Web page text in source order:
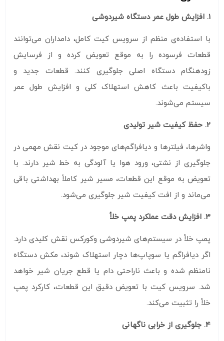
1. افزایش طول عمر دستگاه شیردوشی
با استفاده‌ی منظم از سرویس کیت کامل، دامداران می‌توانند
قطعات فرسوده را به موقع تعویض کرده و از فرسایش
زودهنگام دستگاه اصلی جلوگیری کنند. قطعات جدید و
باکیفیت باعث کاهش استهلاک کلی و افزایش طول عمر
سیستم می‌شوند.
2. حفظ کیفیت شیر تولیدی
واشرها، فیلترها و دیافراگم‌های موجود در کیت نقش مهمی در
جلوگیری از نشتی، ورود هوا یا آلودگی به خط شیر دارند. با
تعویض به موقع این قطعات، مسیر شیر کاملاً بهداشتی باقی
می‌ماند و از افت کیفیت شیر جلوگیری می‌شود.
3. افزایش دقت عملکرد پمپ خلأ
پمپ خلأ در سیستم‌های شیردوشی وکورکس نقش کلیدی دارد.
اگر دیافراگم یا سوپاپ‌ها دچار استهلاک شوند، مکش دستگاه
نامنظم شده و باعث ناراحتی دام یا قطع جریان شیر خواهد
شد. سرویس کیت با تعویض دقیق این قطعات، کارکرد پمپ
خلأ را تثبیت می‌کند.
4. جلوگیری از خرابی ناگهانی